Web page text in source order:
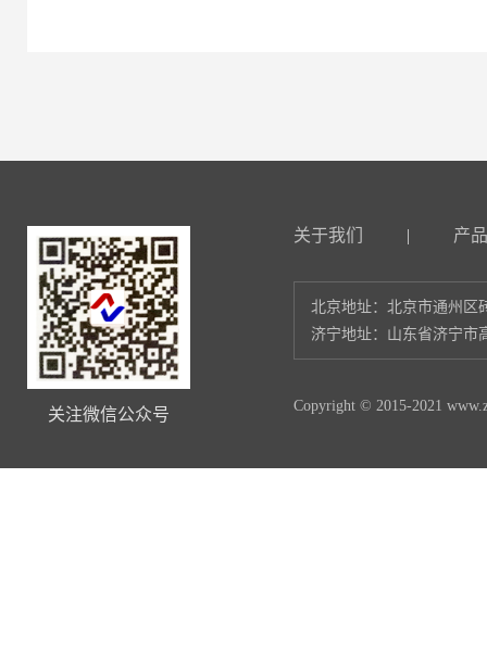
关注微信公众号
关于我们 | 产
北京地址：北京市通州区
济宁地址：山东省济宁市
Copyright © 2015-2021